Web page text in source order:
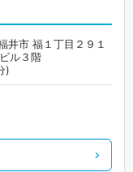
井市 福１丁目２９１
ル３階
)